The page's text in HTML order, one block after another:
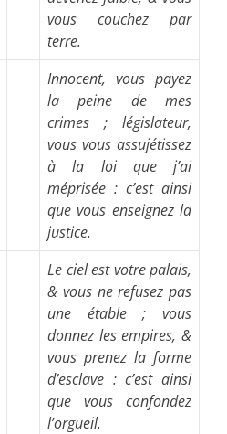
vous couchez par
terre.
Innocent, vous payez
la peine de mes
crimes ; législateur,
vous vous assujétissez
à la loi que j’ai
méprisée : c’est ainsi
que vous enseignez la
justice.
Le ciel est votre palais,
& vous ne refusez pas
une étable ; vous
donnez les empires, &
vous prenez la forme
d’esclave : c’est ainsi
que vous confondez
l’orgueil.